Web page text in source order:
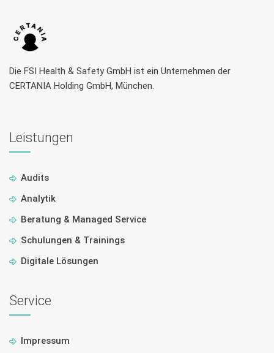
Die FSI Health & Safety GmbH ist ein Unternehmen der
CERTANIA Holding GmbH, München.
Leistungen
Audits
Analytik
Beratung & Managed Service
Schulungen & Trainings
Digitale Lösungen
Service
Impressum